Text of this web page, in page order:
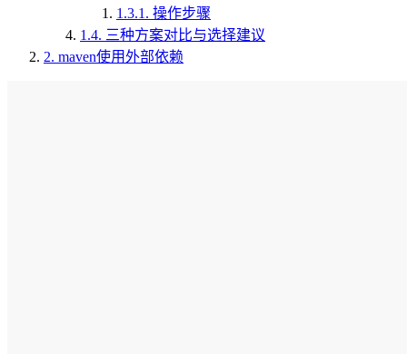
1.3.1. 操作步骤
1.4. 三种方案对比与选择建议
2. maven使用外部依赖